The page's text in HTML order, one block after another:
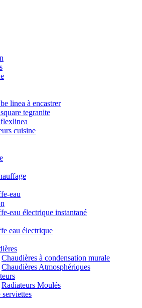
linea à encastrer
tegranite
cuisine
eau
eau électrique instantané
eau électrique
Chaudières à condensation murale
Chaudières Atmosphériques
Radiateurs Moulés
serviettes